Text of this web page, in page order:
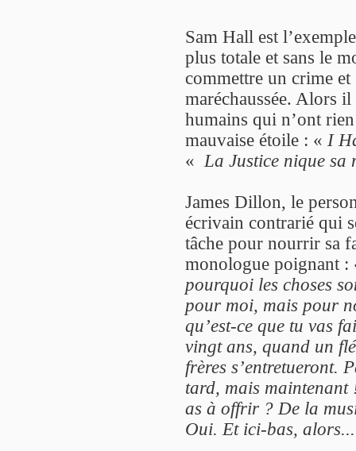
Sam Hall est
plus totale et sans le
commettre un crime
maréchaussée. Alors
humains qui n’ont
mauvaise étoile : « I
« La Justice nique sa
James Dillon, le
écrivain contrarié qui
tâche pour nourrir sa
monologue poignant
pourquoi les choses
pour moi, mais pour
qu’est-ce que tu vas
vingt ans, quand un
frères s’entretueront.
tard, mais maintenant
as à offrir ? De la
Oui. Et ici-bas,